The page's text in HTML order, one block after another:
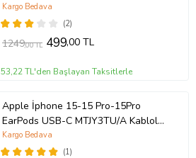
(2)
Kargo Bedava
1249,00 TL 499,00 TL
53,22 TL'den Başlayan Taksitlerle
Apple İphone 15-15 Pro-15Pro
EarPods USB-C MTJY3TU/A Kablolu
Kulak İçi Kulaklık
(1)
Kargo Bedava